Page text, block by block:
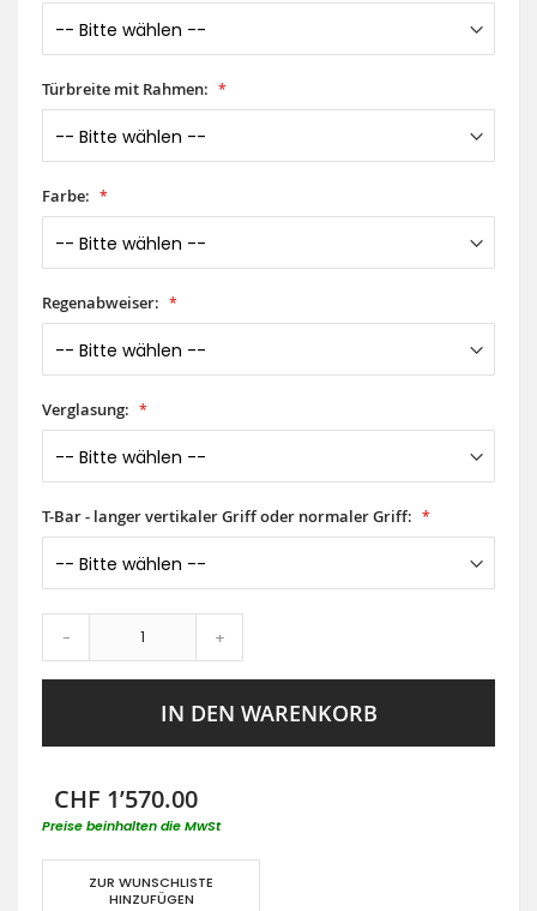
Türbreite mit Rahmen:
Farbe:
Regenabweiser:
Verglasung:
T-Bar - langer vertikaler Griff oder normaler Griff:
- +
IN DEN WARENKORB
CHF 1’570.00
Preise beinhalten die MwSt
ZUR WUNSCHLISTE
HINZUFÜGEN